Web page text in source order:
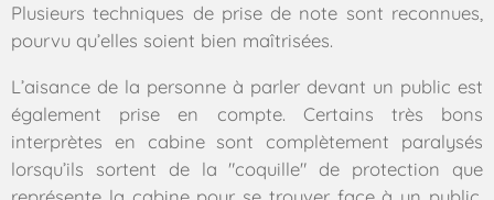
Plusieurs techniques de prise de note sont reconnues,
pourvu qu’elles soient bien maîtrisées.
L’aisance de la personne à parler devant un public est
également prise en compte. Certains très bons
interprètes en cabine sont complètement paralysés
lorsqu’ils sortent de la "coquille" de protection que